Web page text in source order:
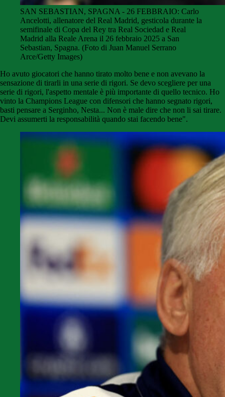
SAN SEBASTIAN, SPAGNA - 26 FEBBRAIO: Carlo
Ancelotti, allenatore del Real Madrid, gesticola durante la
semifinale di Copa del Rey tra Real Sociedad e Real
Madrid alla Reale Arena il 26 febbraio 2025 a San
Sebastian, Spagna. (Foto di Juan Manuel Serrano
Arce/Getty Images)
Ho avuto giocatori che hanno tirato molto bene e non avevano la
sensazione di tirarli in una serie di rigori. Se devo scegliere per una
serie di rigori, l'aspetto mentale è più importante di quello tecnico. Ho
vinto la Champions League con difensori che hanno segnato rigori,
basti pensare a Serginho, Nesta... Non è male dire che non li sai tirare.
Devi assumerti la responsabilità quando stai facendo bene".